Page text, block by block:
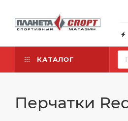
КАТАЛОГ
Перчатки